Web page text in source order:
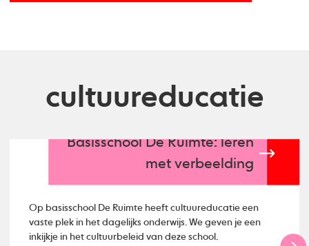
cultuureducatie
Basisschool De Ruimte: leren
met verbeelding
Op basisschool De Ruimte heeft cultuureducatie een
vaste plek in het dagelijks onderwijs. We geven je een
inkijkje in het cultuurbeleid van deze school.